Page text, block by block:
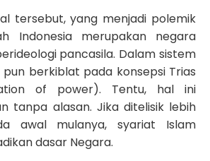
tersebut, yang menjadi polemik
Indonesia merupakan negara
pancasila. Dalam sistem
pun berkiblat pada konsepsi Trias
of power). Tentu, hal ini
tanpa alasan. Jika ditelisik lebih
awal mulanya, syariat Islam
dasar Negara.